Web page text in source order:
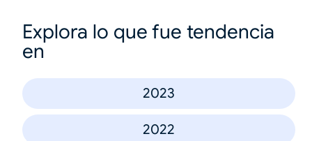
Explora lo que fue tendencia
en
2023
2022